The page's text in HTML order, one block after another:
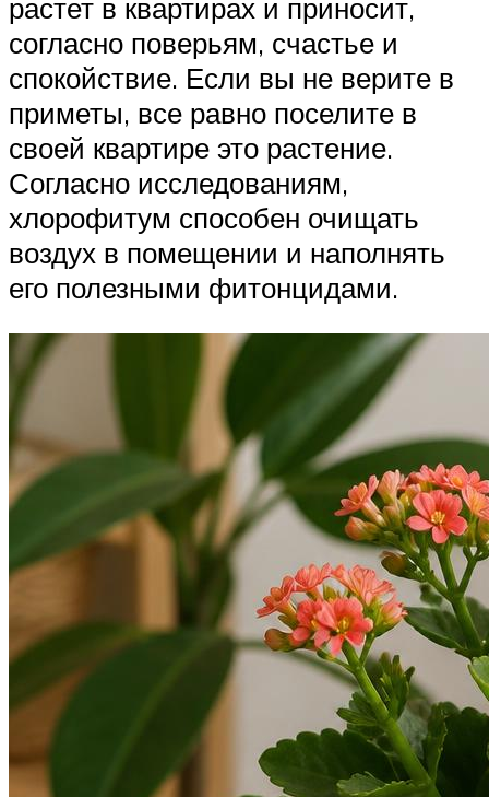
растет в квартирах и приносит,
согласно поверьям, счастье и
спокойствие. Если вы не верите в
приметы, все равно поселите в
своей квартире это растение.
Согласно исследованиям,
хлорофитум способен очищать
воздух в помещении и наполнять
его полезными фитонцидами.